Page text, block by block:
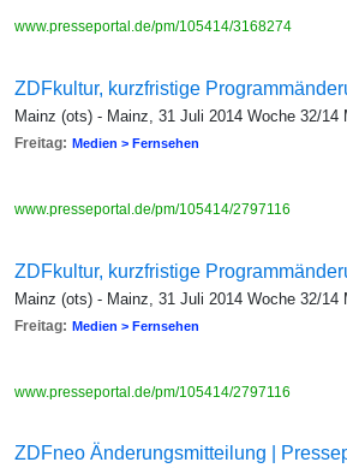
www.presseportal.de/pm/105414/3168274
ZDFkultur, kurzfristige
Mainz (ots) - Mainz, 31 Juli 2014 Woche 32/
Freitag: Medien > Fernsehen
www.presseportal.de/pm/105414/2797116
ZDFkultur, kurzfristige
Mainz (ots) - Mainz, 31 Juli 2014 Woche 32/
Freitag: Medien > Fernsehen
www.presseportal.de/pm/105414/2797116
ZDFneo Änderungsmitteilung |